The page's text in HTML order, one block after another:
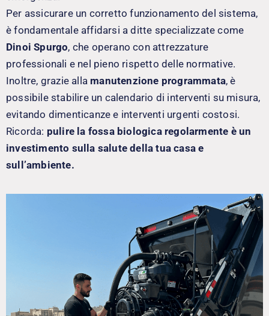
Per assicurare un corretto funzionamento del sistema,
è fondamentale affidarsi a ditte specializzate come
Dinoi Spurgo, che operano con attrezzature
professionali e nel pieno rispetto delle normative.
Inoltre, grazie alla manutenzione programmata, è
possibile stabilire un calendario di interventi su misura,
evitando dimenticanze e interventi urgenti costosi.
Ricorda: pulire la fossa biologica regolarmente è un
investimento sulla salute della tua casa e
sull’ambiente.